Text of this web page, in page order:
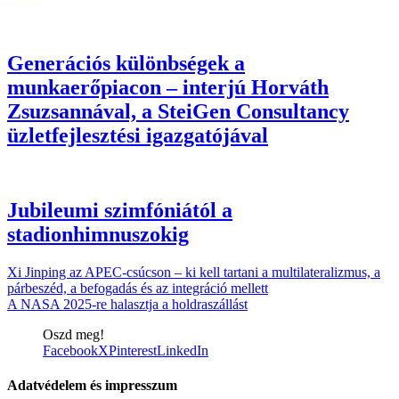
Generációs különbségek a
munkaerőpiacon – interjú Horváth
Zsuzsannával, a SteiGen Consultancy
üzletfejlesztési igazgatójával
Jubileumi szimfóniától a
stadionhimnuszokig
Xi Jinping az APEC-csúcson – ki kell tartani a multilateralizmus, a
párbeszéd, a befogadás és az integráció mellett
A NASA 2025-re halasztja a holdraszállást
Oszd meg!
FacebookXPinterestLinkedIn
Adatvédelem és impresszum